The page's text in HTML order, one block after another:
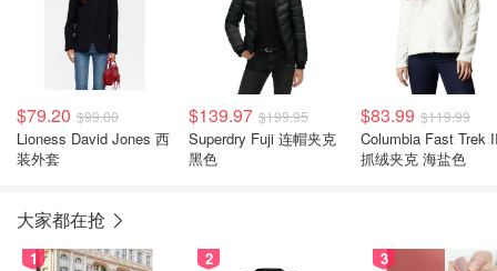
$79.20 $99.00
Lioness David Jones 西
装外套
$139.97 $199.95
Superdry Fuji 连帽夹克
黑色
$83.99 $119.99
Columbia Fast Trek
抓绒夹克 海盐色
大家都在抢
1 2 3